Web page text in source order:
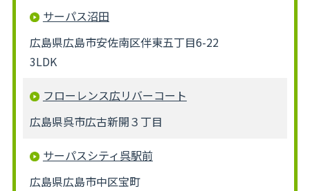
サーパス沼田
広島県広島市安佐南区伴東五丁目6-22
3LDK
フローレンス広リバーコート
広島県呉市広古新開３丁目
サーパスシティ呉駅前
広島県広島市中区宝町